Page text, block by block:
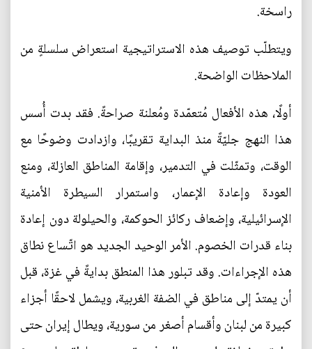
راسخة.
ويتطلّب توصيف هذه الاستراتيجية استعراض سلسلةٍ من
الملاحظات الواضحة.
أولًا، هذه الأفعال مُتعمّدة ومُعلنة صراحةً. فقد بدت أُسس
هذا النهج جليّةً منذ البداية تقريبًا، وازدادت وضوحًا مع
الوقت، وتمثّلت في التدمير، وإقامة المناطق العازلة، ومنع
العودة وإعادة الإعمار، واستمرار السيطرة الأمنية
الإسرائيلية، وإضعاف ركائز الحوكمة، والحيلولة دون إعادة
بناء قدرات الخصوم. الأمر الوحيد الجديد هو اتّساع نطاق
هذه الإجراءات. وقد تبلور هذا المنطق بدايةً في غزة، قبل
أن يمتدّ إلى مناطق في الضفة الغربية، ويشمل لاحقًا أجزاء
كبيرة من لبنان وأقسام أصغر من سورية، ويطال إيران حتى